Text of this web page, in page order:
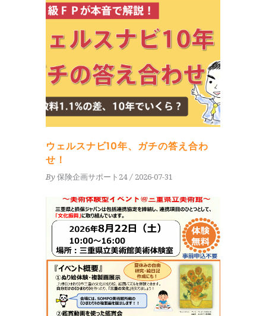
ウェルスナビ10年、ガチの答え合わ
せ！
By 保険企画サポート24 2026-07-31